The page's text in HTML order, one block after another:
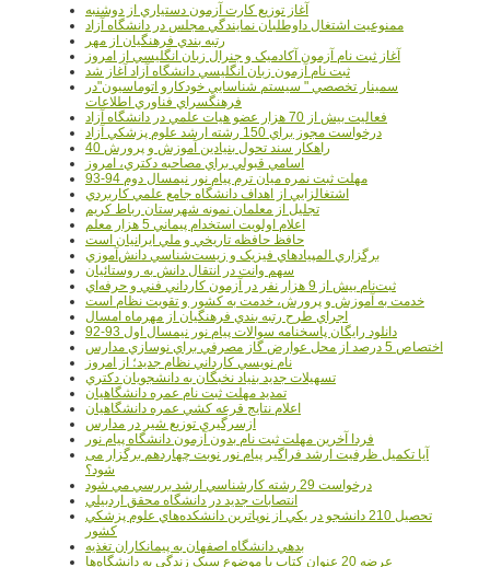
آغاز توزيع کارت آزمون دستياري از دوشنبه
ممنوعيت اشتغال داوطلبان نمايندگي مجلس در دانشگاه آزاد
رتبه بندي فرهنگيان از مهر
آغاز ثبت نام آزمون آکادميک و جنرال زبان انگليسي از امروز
ثبت نام آزمون زبان انگليسي دانشگاه آزاد آغاز شد
سمينار تخصصي " سيستم شناسايي خودکارو اتوماسيون"در
فرهنگسراي فناوري اطلاعات
فعاليت بيش از 70 هزار عضو هيات علمي در دانشگاه آزاد
درخواست مجوز براي 150 رشته ارشد علوم پزشکي آزاد
40 راهکار سند تحول بنيادين آموزش و پرورش
اسامي قبولي براي مصاحبه دکتري، امروز
مهلت ثبت نمره میان ترم پیام نور نیمسال دوم 94-93
اشتغالزايي از اهداف دانشگاه جامع علمي کاربردي
تجليل از معلمان نمونه شهرستان رباط کريم
اعلام اولويت استخدام پيماني 5 هزار معلم
حافظ حافظه تاريخي و ملي ايرانيان است
برگزاري المپيادهاي فيزيک و زيست‌شناسي دانش‌آموزي
سهم وانت در انتقال دانش به روستائيان
ثبت‌نام بيش از 9 هزار نفر در آزمون کارداني فني و حرفه‌اي
خدمت به آموزش و پرورش، خدمت به کشور و تقويت نظام است
اجراي طرح رتبه بندي فرهنگيان از مهرماه امسال
دانلود رایگان پاسخنامه سوالات پیام نور نیمسال اول 93-92
اختصاص 5 درصد از محل عوارض گاز مصرفي براي نوسازي مدارس
نام نويسي کارداني نظام جديد؛ از امروز
تسهيلات جديد بنياد نخبگان به دانشجويان دکتري
تمديد مهلت ثبت نام عمره دانشگاهيان
اعلام نتايج قرعه کشي عمره دانشگاهيان
ازسرگيري توزيع شير در مدارس
فردا آخرین مهلت ثبت نام بدون آزمون دانشگاه پیام نور
آیا تکمیل ظرفیت ارشد فراگیر پیام نور نوبت چهاردهم برگزار می
شود؟
درخواست 29 رشته کارشناسي ارشد بررسي مي شود
انتصابات جديد در دانشگاه محقق اردبيلي
تحصيل 210 دانشجو در يکي از نوپاترين دانشکده‌هاي علوم پزشکي
کشور
بدهي دانشگاه اصفهان به پيمانکاران تغذيه
عرضه 20 عنوان کتاب با موضوع سبک زندگي به دانشگاه‌ها